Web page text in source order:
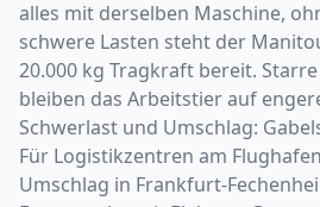
alles mit derselben Maschine,
schwere Lasten steht der
20.000 kg Tragkraft bereit. Starre
bleiben das Arbeitstier auf
Schwerlast und Umschlag:
Für Logistikzentren am
Umschlag in Frankfurt-